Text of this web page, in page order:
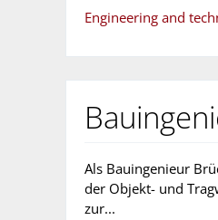
Engineering and
Als Bauingenieur
der Objekt- und
zur...